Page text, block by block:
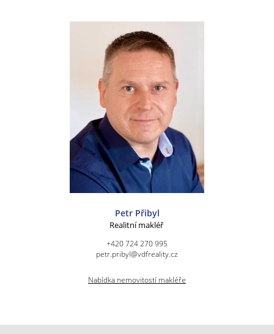
Petr Přibyl
Realitní makléř
+420 724 270 995
petr.pribyl@vdfreality.cz
Nabídka nemovitostí makléře